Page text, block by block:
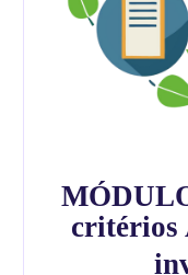
critérios